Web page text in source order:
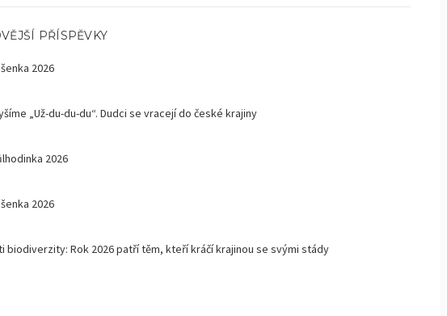
PŘÍSPĚVKY
2026
„Už-du-du-du“. Dudci se vracejí do české krajiny
2026
2026
biodiverzity: Rok 2026 patří těm, kteří kráčí krajinou se svými stády